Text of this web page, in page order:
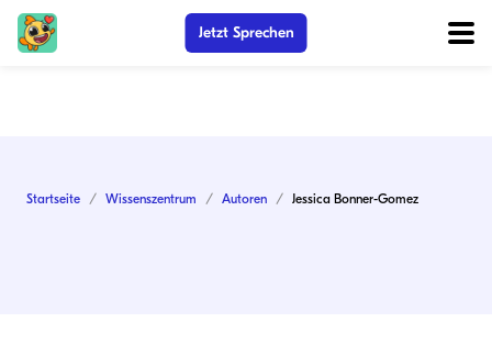
Jetzt Sprechen
Startseite Wissenszentrum Autoren Jessica Bonner-Gomez